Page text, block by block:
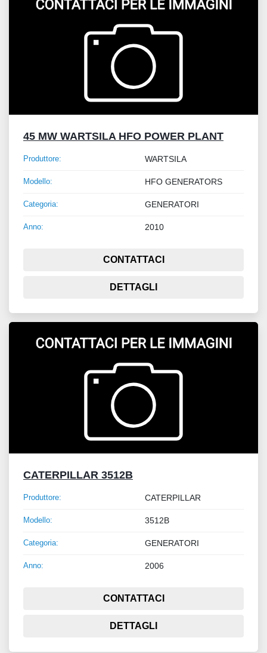
45 MW WARTSILA HFO POWER PLANT
Produttore: WARTSILA
Modello: HFO GENERATORS
Categoria: GENERATORI
Anno: 2010
CONTATTACI
DETTAGLI
CATERPILLAR 3512B
Produttore: CATERPILLAR
Modello: 3512B
Categoria: GENERATORI
Anno: 2006
CONTATTACI
DETTAGLI